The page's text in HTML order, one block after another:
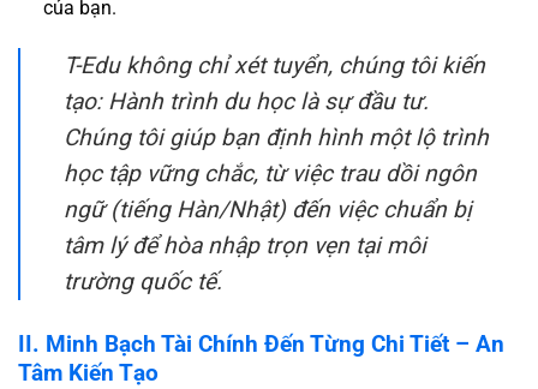
của bạn.
T-Edu không chỉ xét tuyển, chúng tôi kiến
tạo: Hành trình du học là sự đầu tư.
Chúng tôi giúp bạn định hình một lộ trình
học tập vững chắc, từ việc trau dồi ngôn
ngữ (tiếng Hàn/Nhật) đến việc chuẩn bị
tâm lý để hòa nhập trọn vẹn tại môi
trường quốc tế.
II. Minh Bạch Tài Chính Đến Từng Chi Tiết – An
Tâm Kiến Tạo